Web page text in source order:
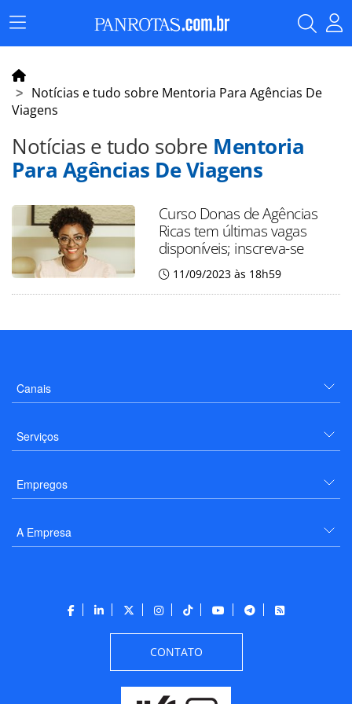
Menu
Principal
Notícias e tudo sobre Mentoria Para Agências De
Viagens
Notícias e tudo sobre Mentoria
Para Agências De Viagens
Curso Donas de Agências
Ricas tem últimas vagas
disponíveis; inscreva-se
11/09/2023 às 18h59
Canais
Serviços
Empregos
A Empresa
CONTATO